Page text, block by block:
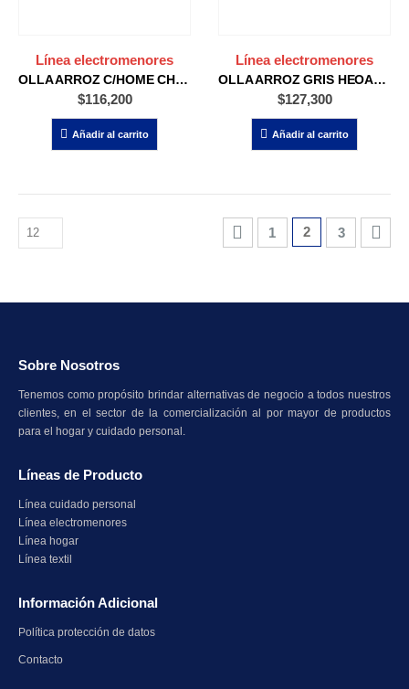
Línea electromenores
OLLA ARROZ C/HOME CHOA-0010S
$116,200
Añadir al carrito
Línea electromenores
OLLA ARROZ GRIS HEOA-18G
$127,300
Añadir al carrito
1 2 3
Sobre Nosotros
Tenemos como propósito brindar alternativas de negocio a todos nuestros
clientes, en el sector de la comercialización al por mayor de productos
para el hogar y cuidado personal.
Líneas de Producto
Línea cuidado personal
Línea electromenores
Línea hogar
Línea textil
Información Adicional
Política protección de datos
Contacto